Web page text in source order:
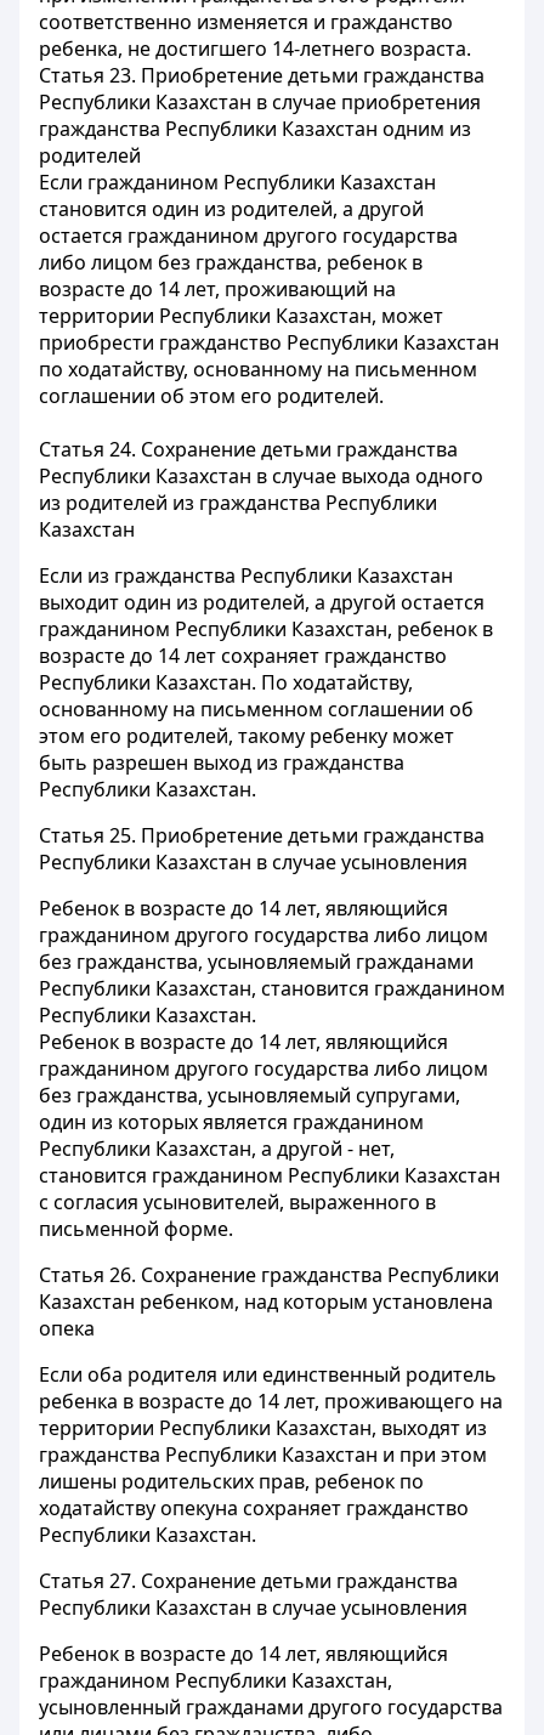
соответственно изменяется и гражданство
ребенка, не достигшего 14-летнего возраста.
Статья 23. Приобретение детьми гражданства
Республики Казахстан в случае приобретения
гражданства Республики Казахстан одним из
родителей
Если гражданином Республики Казахстан
становится один из родителей, а другой
остается гражданином другого государства
либо лицом без гражданства, ребенок в
возрасте до 14 лет, проживающий на
территории Республики Казахстан, может
приобрести гражданство Республики Казахстан
по ходатайству, основанному на письменном
соглашении об этом его родителей.
Статья 24. Сохранение детьми гражданства
Республики Казахстан в случае выхода одного
из родителей из гражданства Республики
Казахстан
Если из гражданства Республики Казахстан
выходит один из родителей, а другой остается
гражданином Республики Казахстан, ребенок в
возрасте до 14 лет сохраняет гражданство
Республики Казахстан. По ходатайству,
основанному на письменном соглашении об
этом его родителей, такому ребенку может
быть разрешен выход из гражданства
Республики Казахстан.
Статья 25. Приобретение детьми гражданства
Республики Казахстан в случае усыновления
Ребенок в возрасте до 14 лет, являющийся
гражданином другого государства либо лицом
без гражданства, усыновляемый гражданами
Республики Казахстан, становится гражданином
Республики Казахстан.
Ребенок в возрасте до 14 лет, являющийся
гражданином другого государства либо лицом
без гражданства, усыновляемый супругами,
один из которых является гражданином
Республики Казахстан, а другой - нет,
становится гражданином Республики Казахстан
с согласия усыновителей, выраженного в
письменной форме.
Статья 26. Сохранение гражданства Республики
Казахстан ребенком, над которым установлена
опека
Если оба родителя или единственный родитель
ребенка в возрасте до 14 лет, проживающего на
территории Республики Казахстан, выходят из
гражданства Республики Казахстан и при этом
лишены родительских прав, ребенок по
ходатайству опекуна сохраняет гражданство
Республики Казахстан.
Статья 27. Сохранение детьми гражданства
Республики Казахстан в случае усыновления
Ребенок в возрасте до 14 лет, являющийся
гражданином Республики Казахстан,
усыновленный гражданами другого государства